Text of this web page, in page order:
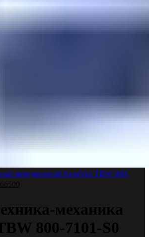
передвижной KronVuz TBW 000-
механика
800-7101-S0